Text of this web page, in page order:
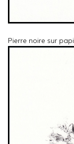
Pierre noire sur